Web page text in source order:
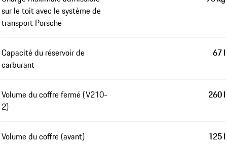
sur le toit avec le système de
transport Porsche
Capacité du réservoir de
carburant
67 l
Volume du coffre fermé (V210-
2)
260 l
Volume du coffre (avant) 125 l